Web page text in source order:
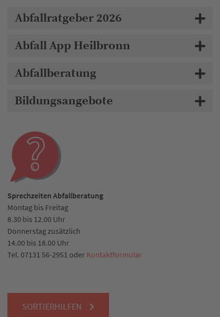
Abfallratgeber 2026
Abfall App Heilbronn
Abfallberatung
Bildungsangebote
Sprechzeiten Abfallberatung
Montag bis Freitag
8.30 bis 12.00 Uhr
Donnerstag zusätzlich
14.00 bis 18.00 Uhr
Tel. 07131 56-2951 oder Kontaktformular
SORTIERHILFEN